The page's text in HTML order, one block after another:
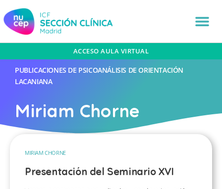
ACCESO AULA VIRTUAL
PUBLICACIONES DE PSICOANÁLISIS DE ORIENTACIÓN
LACANIANA
Miriam Chorne
MIRIAM CHORNE
Presentación del Seminario XVI